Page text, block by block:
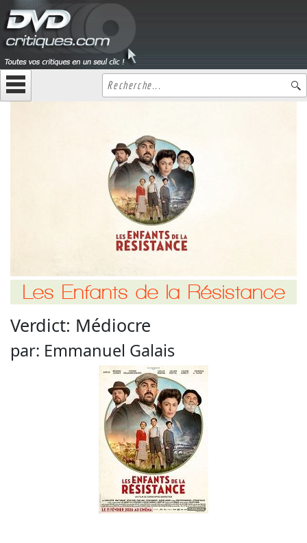
Les Enfants de la Résistance
Verdict: Médiocre
par: Emmanuel Galais